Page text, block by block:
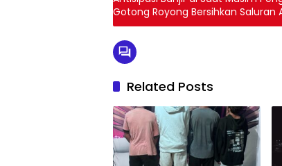
Gotong Royong Bersihkan Saluran
Related Posts